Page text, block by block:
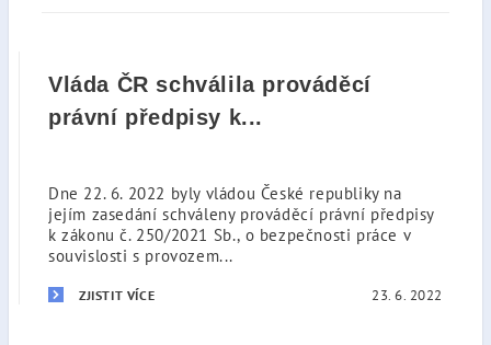
Vláda ČR schválila prováděcí
právní předpisy k...
Dne 22. 6. 2022 byly vládou České republiky na
jejím zasedání schváleny prováděcí právní předpisy
k zákonu č. 250/2021 Sb., o bezpečnosti práce v
souvislosti s provozem...
ZJISTIT VÍCE 23. 6. 2022